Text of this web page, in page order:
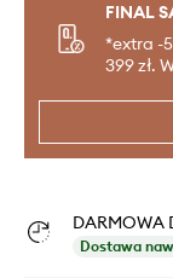
FINAL
*extra -
399 zł.
DARMOWA
Dostawa